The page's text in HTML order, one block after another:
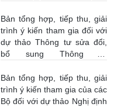
của Ngân hàng Nhà nước
16/07/2026 | 09:41:00
Bản tổng hợp, tiếp thu, giải
trình ý kiến tham gia đối với
dự thảo Thông tư sửa đổi,
bổ sung Thông tư
13/07/2026 | 02:19:00
Bản tổng hợp, tiếp thu, giải
trình ý kiến tham gia của các
Bộ đối với dự thảo Nghị định